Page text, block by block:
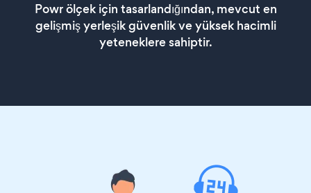
Powr ölçek için tasarlandığından, mevcut en
gelişmiş yerleşik güvenlik ve yüksek hacimli
yeteneklere sahiptir.